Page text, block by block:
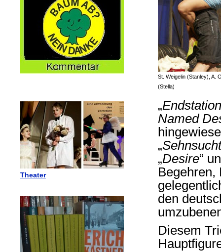
Theater
St. Weigelin (Stanley), A.
(Stella)
„
Named
„Sehnsucht
„Desire“
Begehren,
den
Diesem